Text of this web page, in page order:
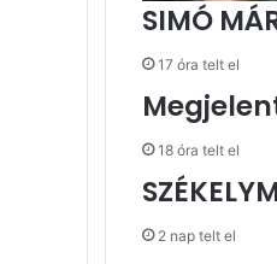
SIMÓ
17 óra telt el
18 óra telt el
2 nap telt el